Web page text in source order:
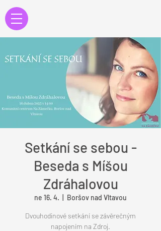
Setkání se sebou -
Beseda s Míšou
Zdráhalovou
ne 16. 4. Boršov nad Vltavou
Dvouhodinové setkání se závěrečným
napojením na Zdroj.